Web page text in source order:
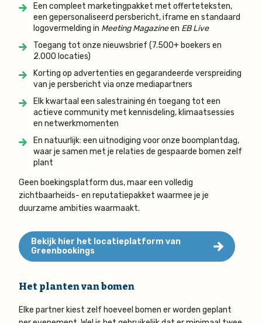
Een compleet marketingpakket met offerteteksten,
een gepersonaliseerd persbericht, iframe en standaard
logovermelding in Meeting Magazineen EB Live
Toegang tot onze nieuwsbrief (7.500+ boekers en
2.000 locaties)
Korting op advertenties en gegarandeerde verspreiding
van je persbericht via onze mediapartners
Elk kwartaal een salestraining én toegang tot een
actieve community met kennisdeling, klimaatsessies
en netwerkmomenten
En natuurlijk: een uitnodiging voor onze boomplantdag,
waar je samen met je relaties de gespaarde bomen zelf
plant
Geen boekingsplatform dus, maar een volledig
zichtbaarheids- en reputatiepakket waarmee je je
duurzame ambities waarmaakt.
Bekijk hier het locatieplatform van
Greenbookings
Het planten van bomen
Elke partner kiest zelf hoeveel bomen er worden geplant